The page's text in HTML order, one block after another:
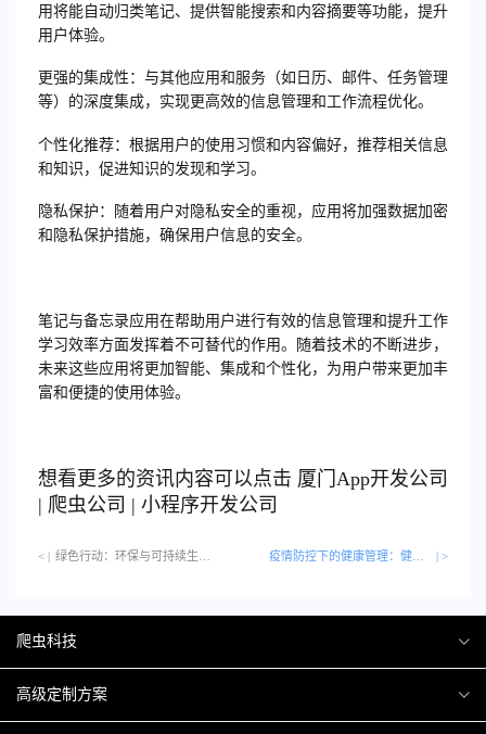
用将能自动归类笔记、提供智能搜索和内容摘要等功能，提升
用户体验。
更强的集成性：与其他应用和服务（如日历、邮件、任务管理
等）的深度集成，实现更高效的信息管理和工作流程优化。
个性化推荐：根据用户的使用习惯和内容偏好，推荐相关信息
和知识，促进知识的发现和学习。
隐私保护：随着用户对隐私安全的重视，应用将加强数据加密
和隐私保护措施，确保用户信息的安全。
笔记与备忘录应用在帮助用户进行有效的信息管理和提升工作
学习效率方面发挥着不可替代的作用。随着技术的不断进步，
未来这些应用将更加智能、集成和个性化，为用户带来更加丰
富和便捷的使用体验。
想看更多的资讯内容可以点击 厦门 App开发公司
| 爬虫公司 | 小程序开发公司
< | | >
爬虫科技
爬虫案例
高级定制方案